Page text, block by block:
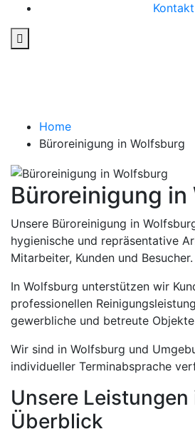
Kontakt
Home
Büroreinigung in Wolfsburg
Büroreinigung in
Unsere Büroreinigung in
hygienische und repräsentative
Mitarbeiter, Kunden und Besucher.
In Wolfsburg unterstützen wir
professionellen
gewerbliche und betreute
Wir sind in Wolfsburg und
individueller Terminabsprache
Unsere Leistungen
Überblick